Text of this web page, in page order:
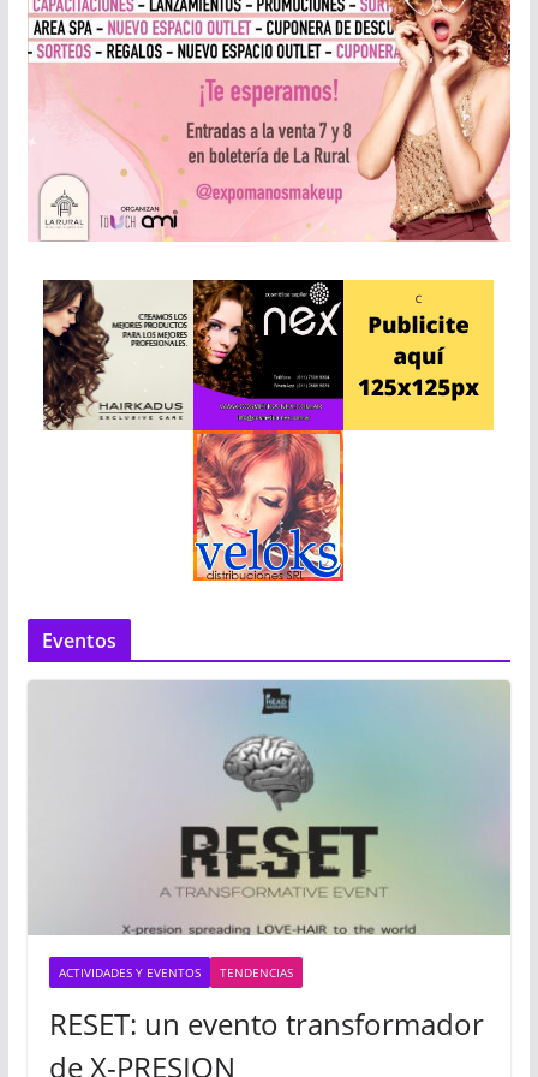
Eventos
ACTIVIDADES Y EVENTOS TENDENCIAS
RESET: un evento transformador
de X-PRESION